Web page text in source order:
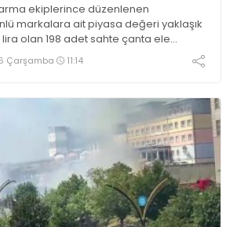
ekiplerince düzenlenen
markalara ait piyasa değeri yaklaşık
olan 198 adet sahte çanta ele
Çarşamba 11:14